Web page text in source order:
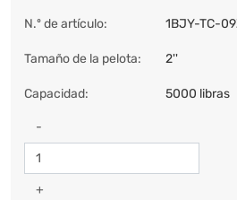
N.º de artículo: 1BJY-TC-
Tamaño de la pelota: 2''
Capacidad: 5000 libras
-
+